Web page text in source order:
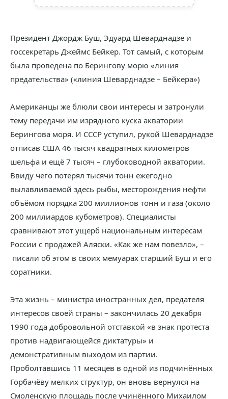
Президент Джордж Буш, Эдуард Шеварднадзе и
госсекретарь Джеймс Бейкер. Тот самый, с которым
была проведена по Берингову морю «линия
предательства» («линия Шеварднадзе – Бейкера»)
Американцы же блюли свои интересы и затронули
тему передачи им изрядного куска акватории
Берингова моря. И СССР уступил, рукой Шеварднадзе
отписав США 46 тысяч квадратных километров
шельфа и ещё 7 тысяч – глубоководной акватории.
Ввиду чего потерял тысячи тонн ежегодно
вылавливаемой здесь рыбы, месторождения нефти
объёмом порядка 200 миллионов тонн и газа (около
200 миллиардов кубометров). Специалисты
сравнивают этот ущерб национальным интересам
России с продажей Аляски. «Как же нам повезло», –
писали об этом в своих мемуарах старший Буш и его
соратники.
Эта жизнь – министра иностранных дел, предателя
интересов своей страны – закончилась 20 декабря
1990 года добровольной отставкой «в знак протеста
против надвигающейся диктатуры» и
демонстративным выходом из партии.
Проболтавшись 11 месяцев в одной из подчинённых
Горбачёву мелких структур, он вновь вернулся на
Смоленскую площадь после учинённого Михаилом